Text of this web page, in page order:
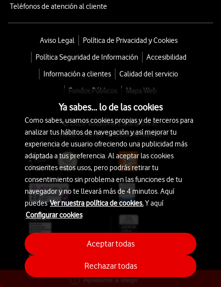
Ayúdame a elegir
Teléfonos de atención al cliente
Aviso Legal
Política de Privacidad y Cookies
Política Seguridad de Información
Accesibilidad
Información a clientes
Calidad del servicio
Fondos Públicos
Mapa Web
© 2026 Vodafone España S.A.U.
Avda. América 115, 28042 Madrid
Ya sabes... lo de las cookies
Como sabes, usamos cookies propias y de terceros para
analizar tus hábitos de navegación y así mejorar tu
experiencia de usuario ofreciendo una publicidad más
adaptada a tus preferencia. Al aceptar las cookies
consientes estos usos, pero podrás retirar tu
consentimiento sin problema en las funciones de tu
navegador y no te llevará más de 4 minutos. Aquí
puedesVer nuestra política de cookies.Y aquí
Configurar cookies
Rechazar todas
Aceptar todas